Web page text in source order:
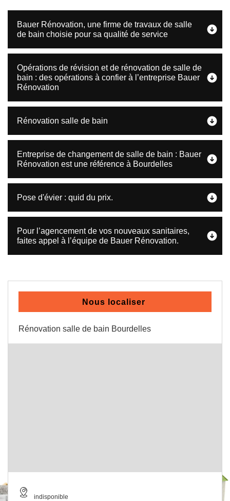
Bauer Rénovation, une firme de travaux de salle
de bain choisie pour sa qualité de service
Opérations de révision et de rénovation de salle de
bain : des opérations à confier à l’entreprise Bauer
Rénovation
Rénovation salle de bain
Entreprise de changement de salle de bain : Bauer
Rénovation est une référence à Bourdelles
Pose d'évier : quid du prix.
Pour l’agencement de vos nouveaux sanitaires,
faites appel à l’équipe de Bauer Rénovation.
Nous localiser
Rénovation salle de bain Bourdelles
indisponible